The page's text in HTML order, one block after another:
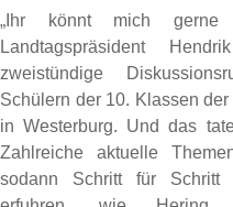
„Ihr könnt mich gerne
Landtagspräsident
zweistündige
Schülern der 10. Klassen
in Westerburg. Und das
Zahlreiche aktuelle
sodann Schritt für Schritt